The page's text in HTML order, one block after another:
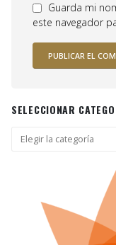
Guarda mi
este navegador
SELECCIONAR
Seleccionar
categoría